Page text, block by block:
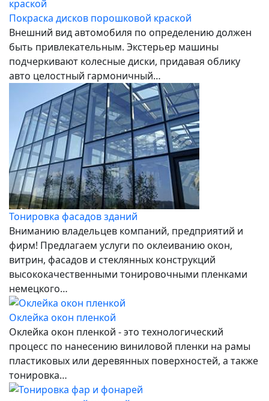
Покраска дисков порошковой краской
Внешний вид автомобиля по определению должен
быть привлекательным. Экстерьер машины
подчеркивают колесные диски, придавая облику
авто целостный гармоничный…
Тонировка фасадов зданий
Вниманию владельцев компаний, предприятий и
фирм! Предлагаем услуги по оклеиванию окон,
витрин, фасадов и стеклянных конструкций
высококачественными тонировочными пленками
немецкого…
Оклейка окон пленкой
Оклейка окон пленкой - это технологический
процесс по нанесению виниловой пленки на рамы
пластиковых или деревянных поверхностей, а также
тонировка…